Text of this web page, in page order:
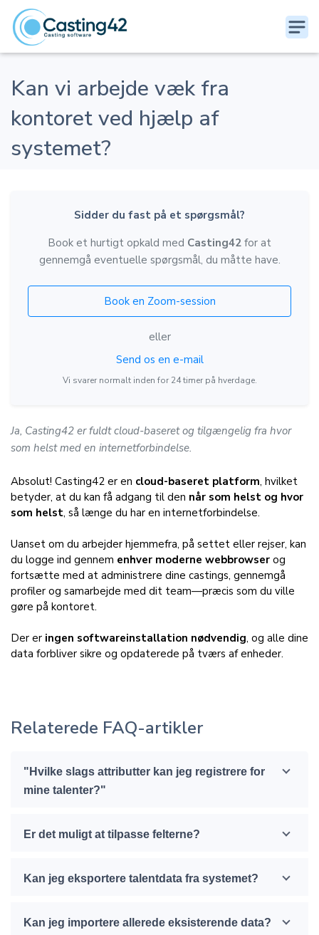
Kan vi arbejde væk fra
kontoret ved hjælp af
systemet?
Sidder du fast på et spørgsmål?
Book et hurtigt opkald med Casting42 for at
gennemgå eventuelle spørgsmål, du måtte have.
Book en Zoom-session
eller
Send os en e-mail
Vi svarer normalt inden for 24 timer på hverdage.
Ja, Casting42 er fuldt cloud-baseret og tilgængelig fra hvor
som helst med en internetforbindelse.
Absolut! Casting42 er en cloud-baseret platform, hvilket
betyder, at du kan få adgang til den når som helst og hvor
som helst, så længe du har en internetforbindelse.
Uanset om du arbejder hjemmefra, på settet eller rejser, kan
du logge ind gennem enhver moderne webbrowser og
fortsætte med at administrere dine castings, gennemgå
profiler og samarbejde med dit team—præcis som du ville
gøre på kontoret.
Der er ingen softwareinstallation nødvendig, og alle dine
data forbliver sikre og opdaterede på tværs af enheder.
Relaterede FAQ-artikler
"Hvilke slags attributter kan jeg registrere for
mine talenter?"
Er det muligt at tilpasse felterne?
Kan jeg eksportere talentdata fra systemet?
Kan jeg importere allerede eksisterende data?